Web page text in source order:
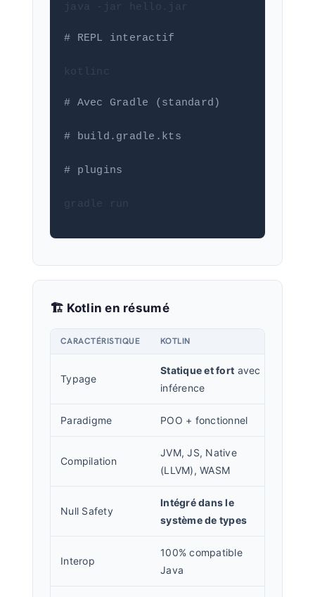
java -jar hello.jar
# REPL interactif
kotlinc
# Avec Gradle (standard)
# build.gradle.kts
# plugins
gradle run
🏗️ Kotlin en résumé
CARACTÉRISTIQUE KOTLIN
Typage
Statique et fort avec
inférence
Paradigme POO + fonctionnel
Compilation
JVM, JS, Native
(LLVM), WASM
Null Safety
Intégré dans le
système de types
Interop
100% compatible
Java